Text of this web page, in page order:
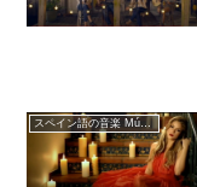
スペイン語の音楽 Música en español